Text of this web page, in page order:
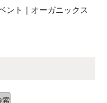
ント｜オーガニックス
索